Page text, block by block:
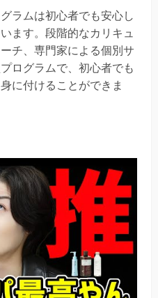
ラムは初心者でも安心し
ます。段階的なカリキュ
チ、専門家による個別サ
ログラムで、初心者でも
に付けることができま